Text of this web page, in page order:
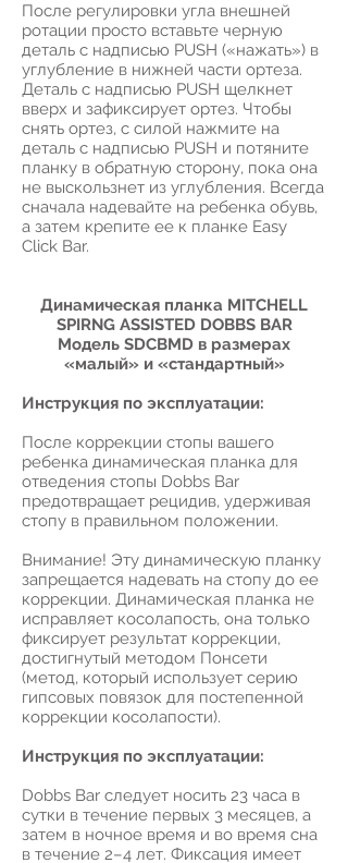
После регулировки угла внешней
ротации просто вставьте черную
деталь с надписью PUSH («нажать») в
углубление в нижней части ортеза.
Деталь с надписью PUSH щелкнет
вверх и зафиксирует ортез. Чтобы
снять ортез, с силой нажмите на
деталь с надписью PUSH и потяните
планку в обратную сторону, пока она
не выскользнет из углубления. Всегда
сначала надевайте на ребенка обувь,
а затем крепите ее к планке Easy
Click Bar.
Динамическая планка MITCHELL
SPIRNG ASSISTED DOBBS BAR
Модель SDCBMD в размерах
«малый» и «стандартный»
Инструкция по эксплуатации:
После коррекции стопы вашего
ребенка динамическая планка для
отведения стопы Dobbs Bar
предотвращает рецидив, удерживая
стопу в правильном положении.
Внимание! Эту динамическую планку
запрещается надевать на стопу до ее
коррекции. Динамическая планка не
исправляет косолапость, она только
фиксирует результат коррекции,
достигнутый методом Понсети
(метод, который использует серию
гипсовых повязок для постепенной
коррекции косолапости).
Инструкция по эксплуатации:
Dobbs Bar следует носить 23 часа в
сутки в течение первых 3 месяцев, а
затем в ночное время и во время сна
в течение 2–4 лет. Фиксация имеет